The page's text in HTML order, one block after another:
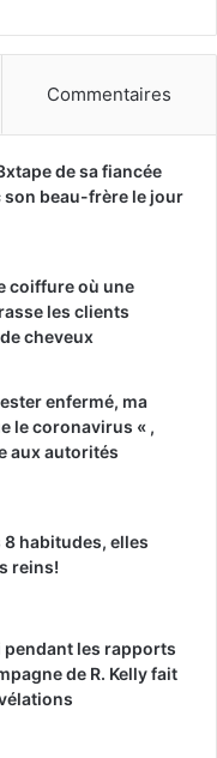
Commentaires
de sa fiancée
son beau-frère le jour
coiffure où une
les clients
cheveux
enfermé, ma
le coronavirus « ,
aux autorités
8 habitudes, elles
reins!
pendant les rapports
de R. Kelly fait